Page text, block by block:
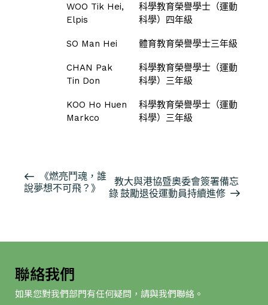
WOO Tik Hei,
Elpis
科學教育榮譽學士（運動
科學）四年級
SO Man Hei 體育教育榮譽學士三年級
CHAN Pak
Tin Don
科學教育榮譽學士（運動
科學）三年級
KOO Ho Huen
Markco
科學教育榮譽學士（運動
科學）三年級
活
動
《燃亮鬥魂，誰
說夢想不可飛？》
教大與港協暨奧委會簽署備忘
錄 鼓勵退役運動員持續進修
聯絡我們
如果您對我們部門有任何疑問，請與我們聯絡。